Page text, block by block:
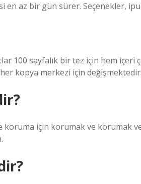
az bir gün sürer. Seçenekler,
100 sayfalık bir tez için hem içeri
kopya merkezi için
için korumak ve korumak